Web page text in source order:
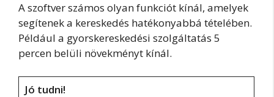
A szoftver számos olyan funkciót kínál, amelyek
segítenek a kereskedés hatékonyabbá tételében.
Például a gyorskereskedési szolgáltatás 5
percen belüli növekményt kínál.
Jó tudni!